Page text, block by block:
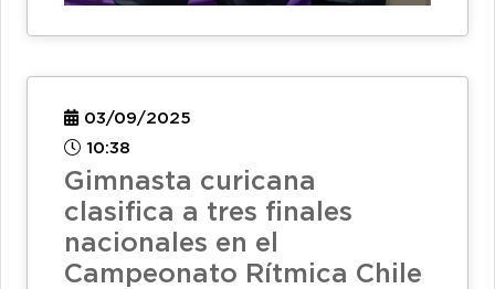
03/09/2025
10:38
Gimnasta curicana
clasifica a tres finales
nacionales en el
Campeonato Rítmica Chile